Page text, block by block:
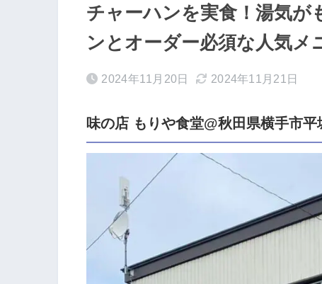
チャーハンを実食！湯気が
ンとオーダー必須な人気メ
2024年11月20日 2024年11月21日
味の店 もりや食堂@秋田県横手市平